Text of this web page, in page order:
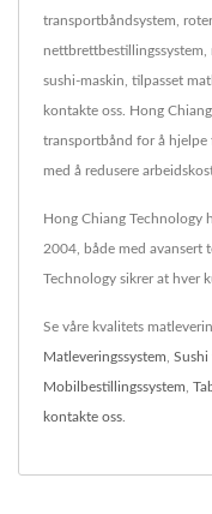
transportbåndsystem,
nettbrettbestillingssystem,
sushi-maskin, tilpasset
kontakte oss. Hong
transportbånd for å hjelpe
med å redusere
Hong Chiang Technology
2004, både med avansert
Technology sikrer at hver
Se våre kvalitets
Matleveringssystem Sushi
Mobilbestillingssystem
kontakte oss